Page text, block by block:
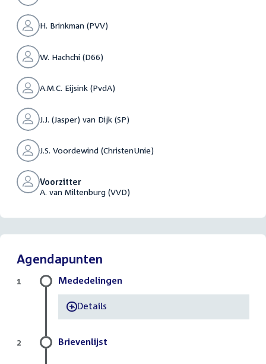
H. Brinkman (PVV)
W. Hachchi (D66)
A.M.C. Eijsink (PvdA)
J.J. (Jasper) van Dijk (SP)
J.S. Voordewind (ChristenUnie)
Voorzitter
A. van Miltenburg (VVD)
Agendapunten
Mededelingen
-Details
1
Brievenlijst
2